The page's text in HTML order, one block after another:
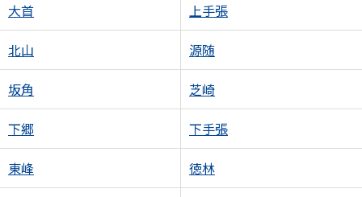
大首 上手張
北山 源随
坂角 芝崎
下郷 下手張
東峰 徳林